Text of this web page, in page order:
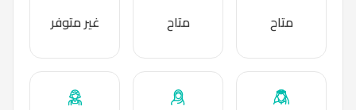
متاح متاح غير متوفر